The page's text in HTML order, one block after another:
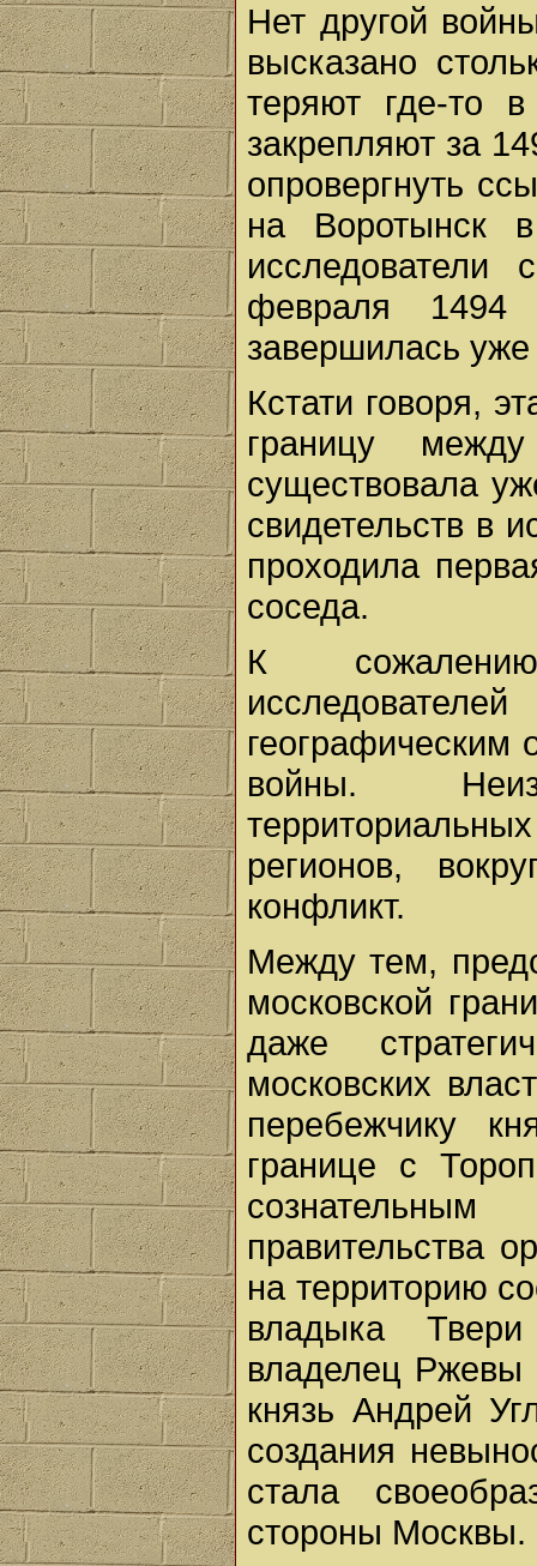
Нет другой
высказано
теряют где-то
закрепляют за
опровергнуть
на Воротынск
февраля 1494
завершилась уже
Кстати говоря,
границу
существовала
свидетельств в
проходила
соседа.
К
географическим
войны.
регионов,
конфликт.
Между тем,
московской
даже
московских
перебежчику
границе с
правительства
на территорию
владыка
владелец Ржевы
князь Андрей
создания
стала
стороны Москвы.